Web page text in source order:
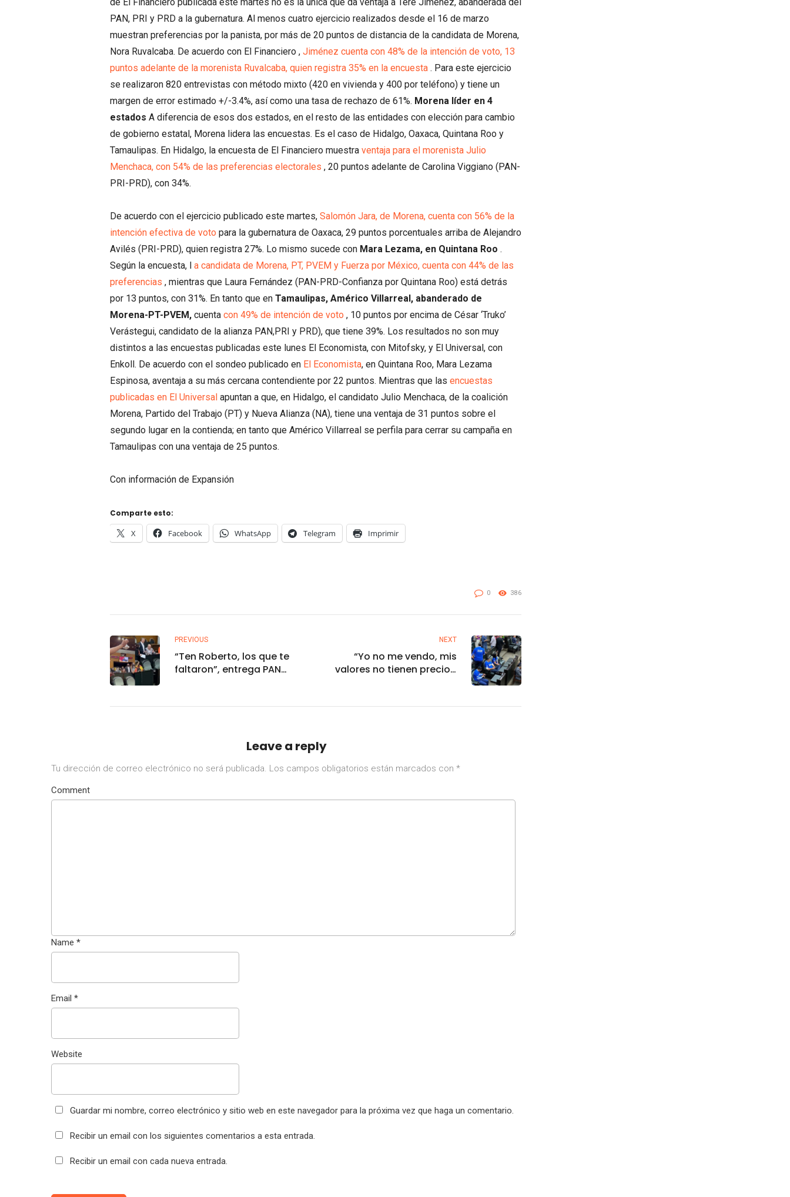
PAN, PRI y PRD a la gubernatura. Al menos cuatro ejercicio realizados desde el 16 de marzo
muestran preferencias por la panista, por más de 20 puntos de distancia de la candidata de Morena,
Nora Ruvalcaba. De acuerdo con El Financiero , Jiménez cuenta con 48% de la intención de voto, 13
puntos adelante de la morenista Ruvalcaba, quien registra 35% en la encuesta . Para este ejercicio
se realizaron 820 entrevistas con método mixto (420 en vivienda y 400 por teléfono) y tiene un
margen de error estimado +/-3.4%, así como una tasa de rechazo de 61%. Morena líder en 4
estados A diferencia de esos dos estados, en el resto de las entidades con elección para cambio
de gobierno estatal, Morena lidera las encuestas. Es el caso de Hidalgo, Oaxaca, Quintana Roo y
Tamaulipas. En Hidalgo, la encuesta de El Financiero muestra ventaja para el morenista Julio
Menchaca, con 54% de las preferencias electorales , 20 puntos adelante de Carolina Viggiano (PAN-
PRI-PRD), con 34%.
De acuerdo con el ejercicio publicado este martes, Salomón Jara, de Morena, cuenta con 56% de la
intención efectiva de voto para la gubernatura de Oaxaca, 29 puntos porcentuales arriba de Alejandro
Avilés (PRI-PRD), quien registra 27%. Lo mismo sucede con Mara Lezama, en Quintana Roo .
Según la encuesta, l a candidata de Morena, PT, PVEM y Fuerza por México, cuenta con 44% de las
preferencias , mientras que Laura Fernández (PAN-PRD-Confianza por Quintana Roo) está detrás
por 13 puntos, con 31%. En tanto que en Tamaulipas, Américo Villarreal, abanderado de
Morena-PT-PVEM, cuenta con 49% de intención de voto , 10 puntos por encima de César ‘Truko’
Verástegui, candidato de la alianza PAN,PRI y PRD), que tiene 39%. Los resultados no son muy
distintos a las encuestas publicadas este lunes El Economista, con Mitofsky, y El Universal, con
Enkoll. De acuerdo con el sondeo publicado en El Economista, en Quintana Roo, Mara Lezama
Espinosa, aventaja a su más cercana contendiente por 22 puntos. Mientras que las encuestas
publicadas en El Universal apuntan a que, en Hidalgo, el candidato Julio Menchaca, de la coalición
Morena, Partido del Trabajo (PT) y Nueva Alianza (NA), tiene una ventaja de 31 puntos sobre el
segundo lugar en la contienda; en tanto que Américo Villarreal se perfila para cerrar su campaña en
Tamaulipas con una ventaja de 25 puntos.
Con información de Expansión
Comparte esto:
X Facebook WhatsApp Telegram Imprimir
0 386
PREVIOUS
“Ten Roberto, los que te
faltaron”, entrega PAN
NEXT
“Yo no me vendo, mis
valores no tienen precio”,
Leave a reply
Tu dirección de correo electrónico no será publicada. Los campos obligatorios están marcados con *
Comment
Name *
Email *
Website
Guardar mi nombre, correo electrónico y sitio web en este navegador para la próxima vez que haga un comentario.
Recibir un email con los siguientes comentarios a esta entrada.
Recibir un email con cada nueva entrada.